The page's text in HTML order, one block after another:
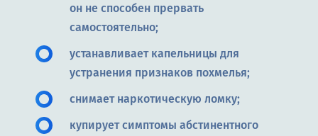
он не способен прервать
самостоятельно;
устанавливает капельницы для
устранения признаков похмелья;
снимает наркотическую ломку;
купирует симптомы абстинентного